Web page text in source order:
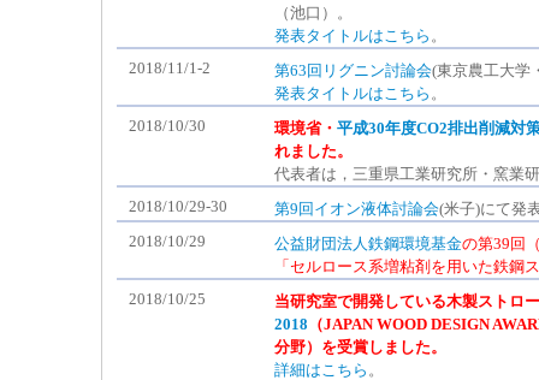
（池口）。
発表タイトルはこちら 。
2018/11/1-2
第63回リグニン討論会(東京農工大学
発表タイトルはこちら 。
2018/10/30
環境省・ 平成30年度CO2排出削減対
れました。
代表者は，三重県工業研究所・窯業
2018/10/29-30
第9回イオン液体討論会(米子)にて
2018/10/29
公益財団法人鉄鋼環境基金の第39回
「セルロース系増粘剤を用いた鉄鋼
2018/10/25
当研究室で開発している木製ストロ
2018 （JAPAN WOOD DESIGN
分野）を受賞しました。
詳細はこちら 。